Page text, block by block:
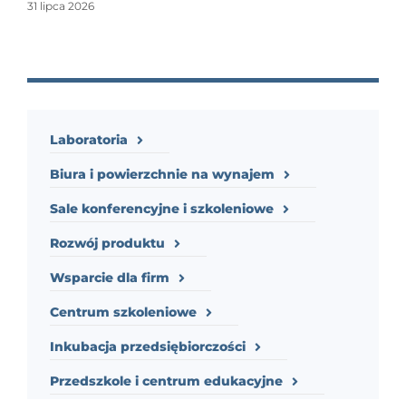
31 lipca 2026
Laboratoria
Biura i powierzchnie na wynajem
Sale konferencyjne i szkoleniowe
Rozwój produktu
Wsparcie dla firm
Centrum szkoleniowe
Inkubacja przedsiębiorczości
Przedszkole i centrum edukacyjne